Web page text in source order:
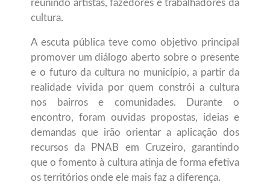
reunindo artistas, fazedores e trabalhadores da
cultura.
A escuta pública teve como objetivo principal
promover um diálogo aberto sobre o presente
e o futuro da cultura no município, a partir da
realidade vivida por quem constrói a cultura
nos bairros e comunidades. Durante o
encontro, foram ouvidas propostas, ideias e
demandas que irão orientar a aplicação dos
recursos da PNAB em Cruzeiro, garantindo
que o fomento à cultura atinja de forma efetiva
os territórios onde ele mais faz a diferença.